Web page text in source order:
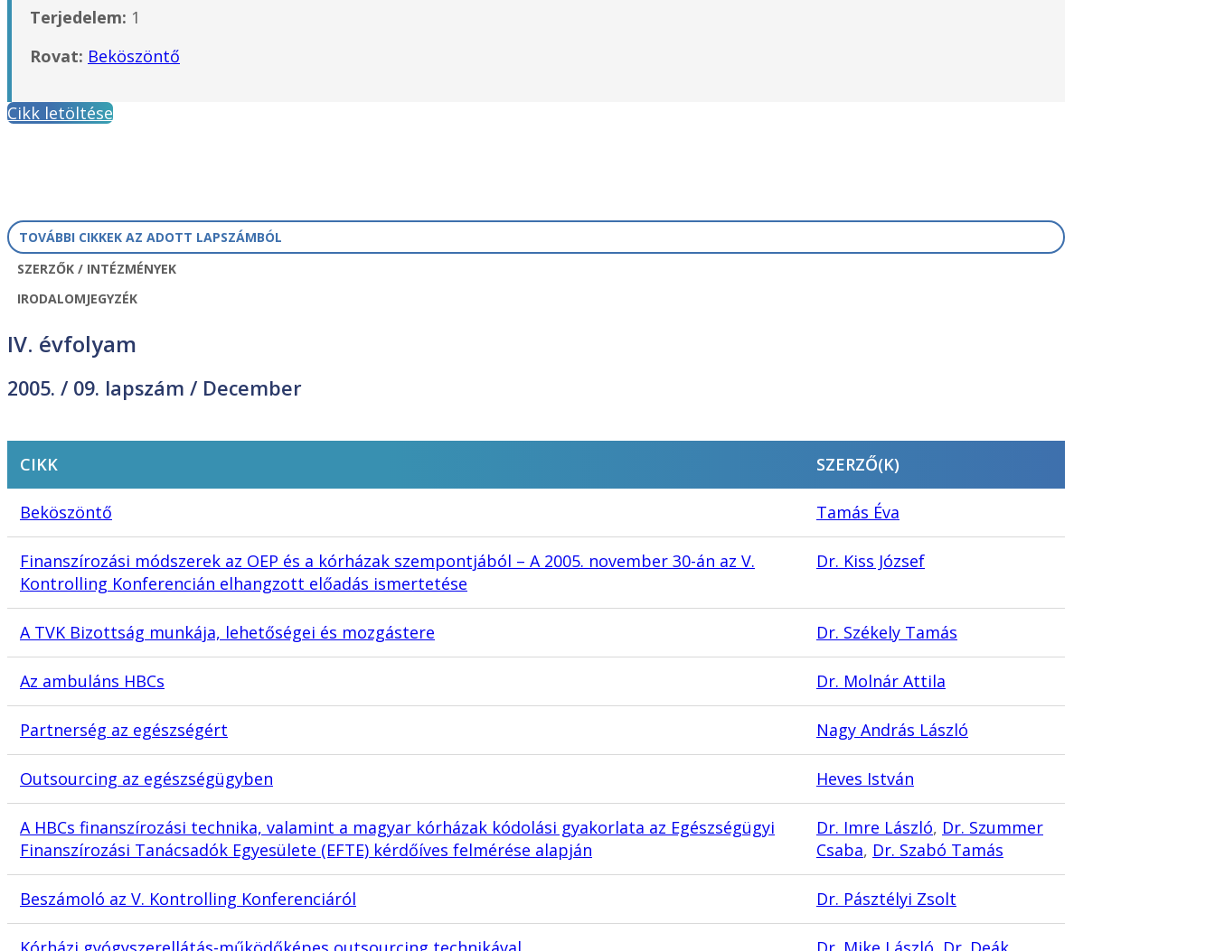
Terjedelem: 1
Rovat: Beköszöntő
Cikk letöltése
TOVÁBBI CIKKEK AZ ADOTT LAPSZÁMBÓL
SZERZŐK / INTÉZMÉNYEK
IRODALOMJEGYZÉK
IV. évfolyam
2005. / 09. lapszám / December
CIKK SZERZŐ(K)
Beköszöntő Tamás Éva
Finanszírozási módszerek az OEP és a kórházak szempontjából – A 2005. november 30-án az V.
Kontrolling Konferencián elhangzott előadás ismertetése
Dr. Kiss József
A TVK Bizottság munkája, lehetőségei és mozgástere Dr. Székely Tamás
Az ambuláns HBCs Dr. Molnár Attila
Partnerség az egészségért Nagy András László
Outsourcing az egészségügyben Heves István
A HBCs finanszírozási technika, valamint a magyar kórházak kódolási gyakorlata az Egészségügyi
Finanszírozási Tanácsadók Egyesülete (EFTE) kérdőíves felmérése alapján
Dr. Imre László, Dr. Szummer
Csaba, Dr. Szabó Tamás
Beszámoló az V. Kontrolling Konferenciáról Dr. Pásztélyi Zsolt